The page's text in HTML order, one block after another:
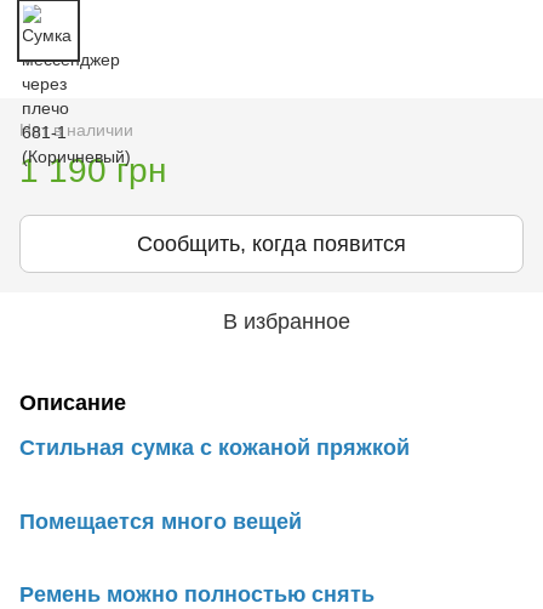
Нет в наличии
1 190 грн
Сообщить, когда появится
В избранное
Описание
Стильная сумка с кожаной пряжкой
Помещается много вещей
Ремень можно полностью снять